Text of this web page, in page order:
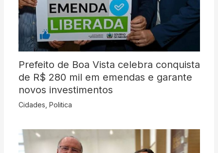
Prefeito de Boa Vista celebra conquista
de R$ 280 mil em emendas e garante
novos investimentos
Cidades Politica